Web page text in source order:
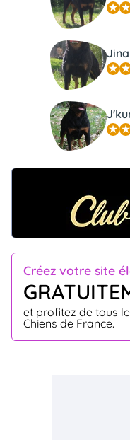
Créez votre site
et profitez de tous
Chiens de France.